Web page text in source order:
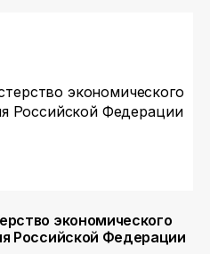
экономического
Российской Федерации